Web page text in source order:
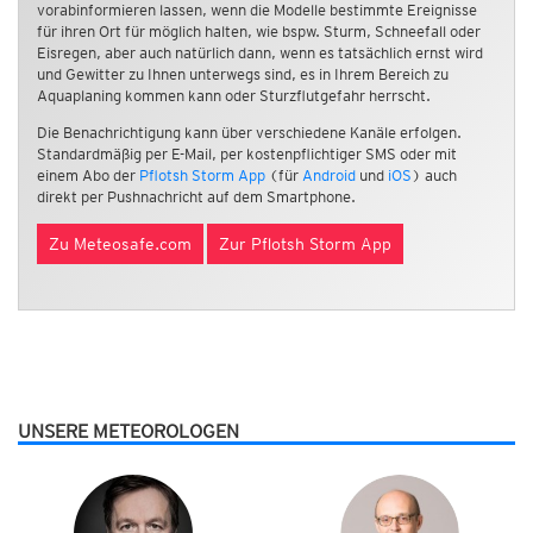
vorabinformieren lassen, wenn die Modelle bestimmte Ereignisse
für ihren Ort für möglich halten, wie bspw. Sturm, Schneefall oder
Eisregen, aber auch natürlich dann, wenn es tatsächlich ernst wird
und Gewitter zu Ihnen unterwegs sind, es in Ihrem Bereich zu
Aquaplaning kommen kann oder Sturzflutgefahr herrscht.
Die Benachrichtigung kann über verschiedene Kanäle erfolgen.
Standardmäßig per E-Mail, per kostenpflichtiger SMS oder mit
einem Abo der Pflotsh Storm App (für Android und iOS ) auch
direkt per Pushnachricht auf dem Smartphone.
Zu Meteosafe.com Zur Pflotsh Storm App
UNSERE METEOROLOGEN